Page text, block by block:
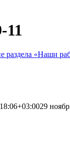
11
раздела «Наши
29